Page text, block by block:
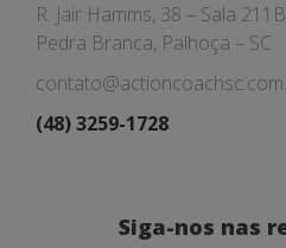
R. Jair Hamms, 38 – Sala 211B
Pedra Branca, Palhoça – SC
(48) 3259-1728
Siga-nos nas